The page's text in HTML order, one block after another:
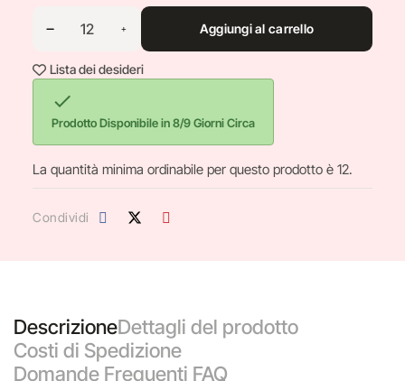
Aggiungi al carrello
Lista dei desideri

Prodotto Disponibile in 8/9 Giorni Circa
La quantità minima ordinabile per questo prodotto è 12.
Condividi
DescrizioneDettagli del prodotto
Costi di Spedizione
Domande Frequenti FAQ